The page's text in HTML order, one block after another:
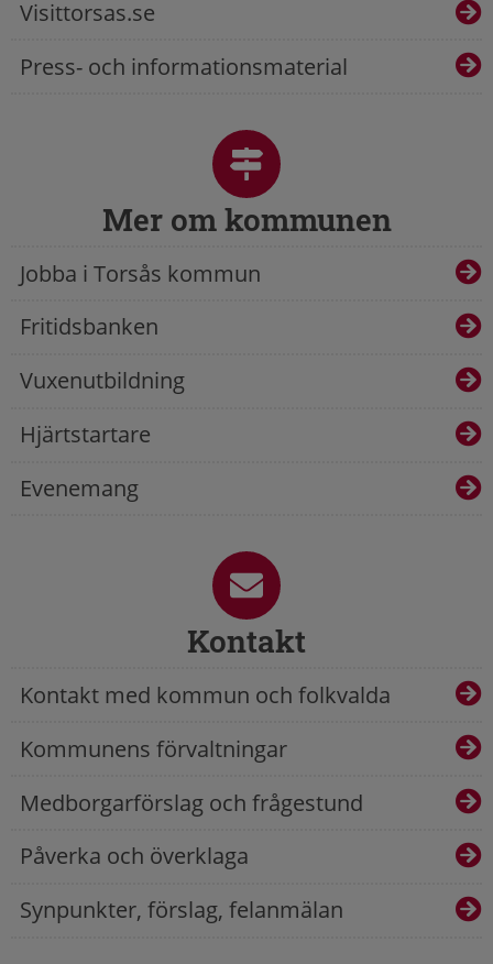
Visittorsas.se
Press- och informationsmaterial
Mer om kommunen
Jobba i Torsås kommun
Fritidsbanken
Vuxenutbildning
Hjärtstartare
Evenemang
Kontakt
Kontakt med kommun och folkvalda
Kommunens förvaltningar
Medborgarförslag och frågestund
Påverka och överklaga
Synpunkter, förslag, felanmälan